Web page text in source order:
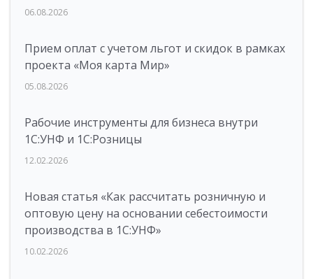
06.08.2026
Прием оплат с учетом льгот и скидок в рамках
проекта «Моя карта Мир»
05.08.2026
Рабочие инструменты для бизнеса внутри
1С:УНФ и 1С:Розницы
12.02.2026
Новая статья «Как рассчитать розничную и
оптовую цену на основании себестоимости
производства в 1С:УНФ»
10.02.2026